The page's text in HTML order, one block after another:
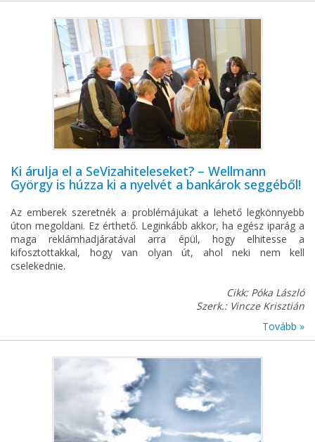
Ki árulja el a SeVizahiteleseket? – Wellmann
György is húzza ki a nyelvét a bankárok seggéből!
Az emberek szeretnék a problémájukat a lehető legkönnyebb
úton megoldani. Ez érthető. Leginkább akkor, ha egész iparág a
maga reklámhadjáratával arra épül, hogy elhitesse a
kifosztottakkal, hogy van olyan út, ahol neki nem kell
cselekednie.
Cikk: Póka László
Szerk.: Vincze Krisztián
Tovább »